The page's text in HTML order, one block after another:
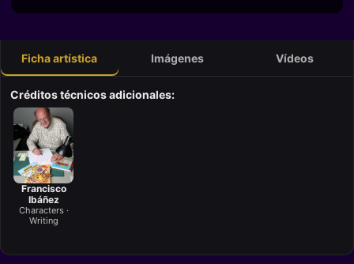
Ficha artística Imágenes Vídeos
Créditos técnicos adicionales:
Francisco
Ibáñez
Characters ·
Writing